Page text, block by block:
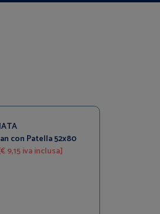
con Patella 52x80
9,15 iva inclusa]